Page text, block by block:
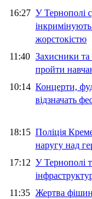
16:27 У Тернополі
жорстокістю
11:40 Захисники
пройти
10:14 Концерти,
відзначать
18:15 Поліція
наругу над
17:12 У Тернополі
11:35 Жертва